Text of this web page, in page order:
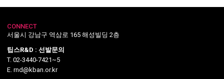
CONNECT
서울시 강남구 역삼로 165 해성빌딩 2층
팁스R&D : 선발문의
T. 02-3440-7421~5
E. rnd@kban.or.kr